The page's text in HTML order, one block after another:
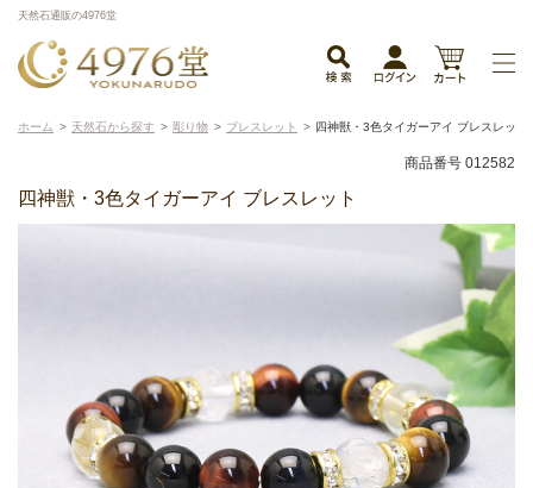
天然石通販の4976堂
ホーム 天然石から探す 彫り物 ブレスレット 四神獣・3色タイガーアイ ブレスレット
商品番号 012582
四神獣・3色タイガーアイ ブレスレット